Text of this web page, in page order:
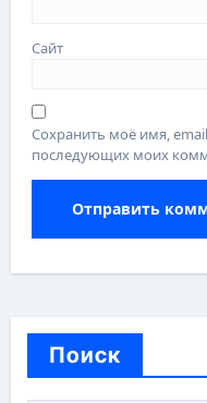
Сайт
Сохранить моё имя,
последующих моих
Поиск